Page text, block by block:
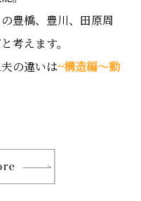
豊橋、豊川、田原周
考えます。
の違いは~構造編～動